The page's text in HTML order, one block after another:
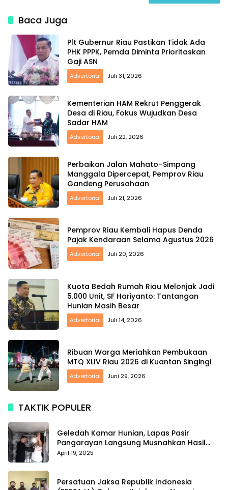
Baca Juga
Plt Gubernur Riau Pastikan Tidak Ada
PHK PPPK, Pemda Diminta Prioritaskan
Gaji ASN
Advertorial Juli 31, 2026
Kementerian HAM Rekrut Penggerak
Desa di Riau, Fokus Wujudkan Desa
Sadar HAM
Advertorial Juli 22, 2026
Perbaikan Jalan Mahato–Simpang
Manggala Dipercepat, Pemprov Riau
Gandeng Perusahaan
Advertorial Juli 21, 2026
Pemprov Riau Kembali Hapus Denda
Pajak Kendaraan Selama Agustus 2026
Advertorial Juli 20, 2026
Kuota Bedah Rumah Riau Melonjak Jadi
5.000 Unit, SF Hariyanto: Tantangan
Hunian Masih Besar
Advertorial Juli 14, 2026
Ribuan Warga Meriahkan Pembukaan
MTQ XLIV Riau 2026 di Kuantan Singingi
Advertorial Juni 29, 2026
TAKTIK POPULER
Geledah Kamar Hunian, Lapas Pasir
Pangarayan Langsung Musnahkan Hasil
Temuan
April 19, 2025
Persatuan Jaksa Republik Indonesia